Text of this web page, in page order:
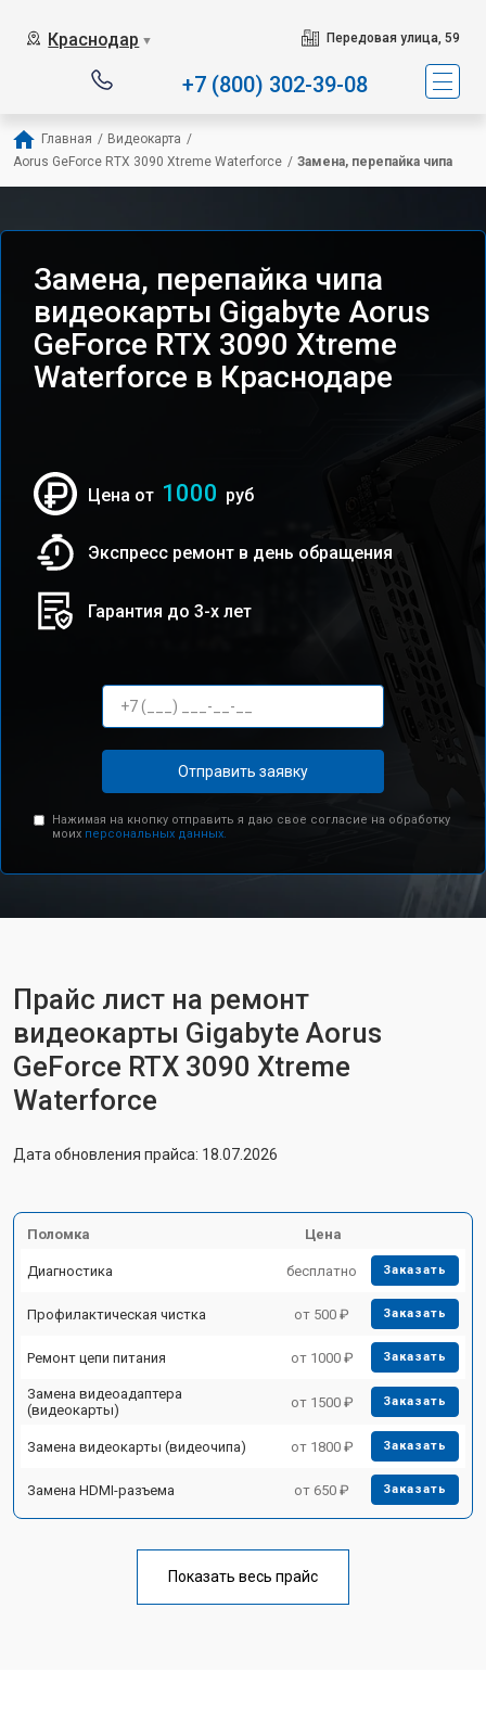
Краснодар ▼ Передовая улица, 59
+7 (800) 302-39-08
Главная / Видеокарта /
Aorus GeForce RTX 3090 Xtreme Waterforce / Замена, перепайка чипа
Замена, перепайка чипа
видеокарты Gigabyte Aorus
GeForce RTX 3090 Xtreme
Waterforce в Краснодаре
Цена от 1000 руб
Экспресс ремонт в день обращения
Гарантия до 3-х лет
Отправить заявку
Нажимая на кнопку отправить я даю свое согласие на обработку
моих персональных данных.
Прайс лист на ремонт
видеокарты Gigabyte Aorus
GeForce RTX 3090 Xtreme
Waterforce
Дата обновления прайса: 18.07.2026
Поломка Цена
Диагностика бесплатно Заказать
Профилактическая чистка от 500 ₽ Заказать
Ремонт цепи питания от 1000 ₽ Заказать
Замена видеоадаптера
(видеокарты)
от 1500 ₽ Заказать
Замена видеокарты (видеочипа) от 1800 ₽ Заказать
Замена HDMI-разъема от 650 ₽ Заказать
Показать весь прайс